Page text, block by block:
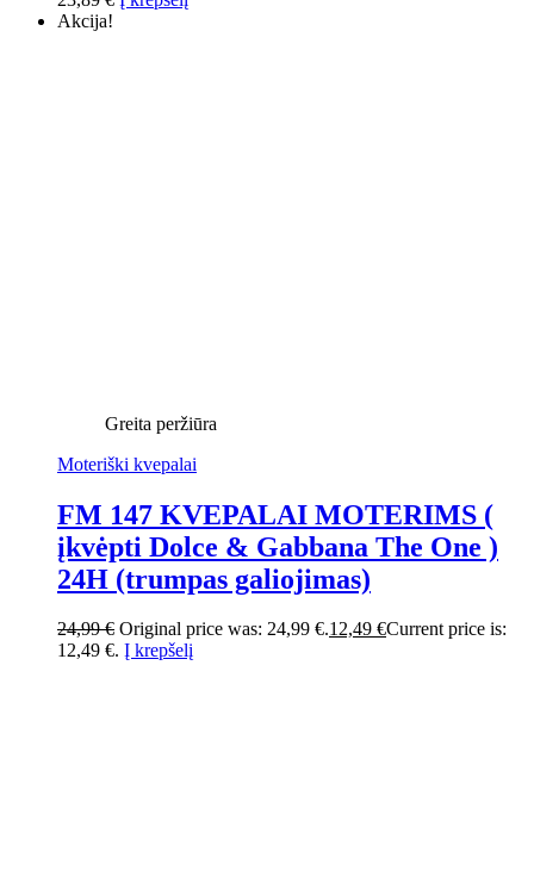
Akcija!
Greita peržiūra
Moteriški kvepalai
FM 147 KVEPALAI MOTERIMS (
įkvėpti Dolce & Gabbana The One )
24H (trumpas galiojimas)
24,99€ Original price was: 24,99 €.12,49 €Current price is:
12,49 €. Į krepšelį